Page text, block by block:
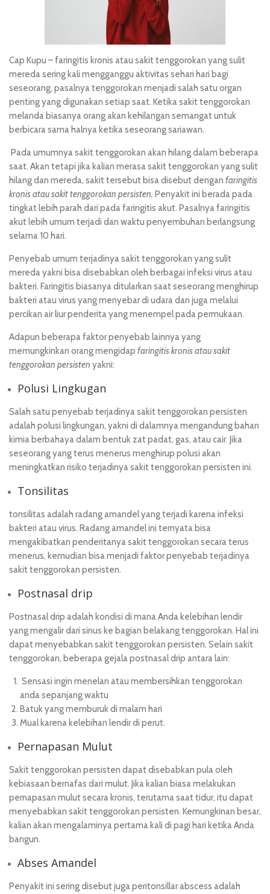
Cap Kupu – faringitis kronis atau sakit tenggorokan yang sulit
mereda sering kali mengganggu aktivitas sehari hari bagi
seseorang, pasalnya tenggorokan menjadi salah satu organ
penting yang digunakan setiap saat. Ketika sakit tenggorokan
melanda biasanya orang akan kehilangan semangat untuk
berbicara sama halnya ketika seseorang sariawan.
Pada umumnya sakit tenggorokan akan hilang dalam beberapa
saat. Akan tetapi jika kalian merasa sakit tenggorokan yang sulit
hilang dan mereda, sakit tersebut bisa disebut dengan faringitis
kronis atau sakit tenggorokan persisten. Penyakit ini berada pada
tingkat lebih parah dari pada faringitis akut. Pasalnya faringitis
akut lebih umum terjadi dan waktu penyembuhan berlangsung
selama 10 hari.
Penyebab umum terjadinya sakit tenggorokan yang sulit
mereda yakni bisa disebabkan oleh berbagai infeksi virus atau
bakteri. Faringitis biasanya ditularkan saat seseorang menghirup
bakteri atau virus yang menyebar di udara dan juga melalui
percikan air liur penderita yang menempel pada permukaan.
Adapun beberapa faktor penyebab lainnya yang
memungkinkan orang mengidap faringitis kronis atau sakit
tenggorokan persisten yakni:
Polusi Lingkugan
Salah satu penyebab terjadinya sakit tenggorokan persisten
adalah polusi lingkungan, yakni di dalamnya mengandung bahan
kimia berbahaya dalam bentuk zat padat, gas, atau cair. Jika
seseorang yang terus menerus menghirup polusi akan
meningkatkan risiko terjadinya sakit tenggorokan persisten ini.
Tonsilitas
tonsilitas adalah radang amandel yang terjadi karena infeksi
bakteri atau virus. Radang amandel ini ternyata bisa
mengakibatkan penderitanya sakit tenggorokan secara terus
menerus, kemudian bisa menjadi faktor penyebab terjadinya
sakit tenggorokan persisten.
Postnasal drip
Postnasal drip adalah kondisi di mana Anda kelebihan lendir
yang mengalir dari sinus ke bagian belakang tenggorokan. Hal ini
dapat menyebabkan sakit tenggorokan persisten. Selain sakit
tenggorokan, beberapa gejala postnasal drip antara lain:
Sensasi ingin menelan atau membersihkan tenggorokan
anda sepanjang waktu
Batuk yang memburuk di malam hari
Mual karena kelebihan lendir di perut.
Pernapasan Mulut
Sakit tenggorokan persisten dapat disebabkan pula oleh
kebiasaan bernafas dari mulut. Jika kalian biasa melakukan
pernapasan mulut secara kronis, terutama saat tidur, itu dapat
menyebabkan sakit tenggorokan persisten. Kemungkinan besar,
kalian akan mengalaminya pertama kali di pagi hari ketika Anda
bangun.
Abses Amandel
Penyakit ini sering disebut juga peritonsillar abscess adalah